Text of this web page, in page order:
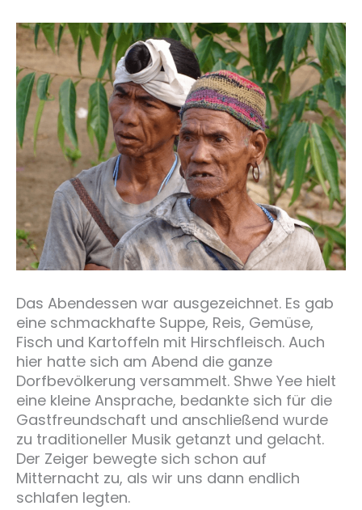
Das Abendessen war ausgezeichnet. Es gab
eine schmackhafte Suppe, Reis, Gemüse,
Fisch und Kartoffeln mit Hirschfleisch. Auch
hier hatte sich am Abend die ganze
Dorfbevölkerung versammelt. Shwe Yee hielt
eine kleine Ansprache, bedankte sich für die
Gastfreundschaft und anschließend wurde
zu traditioneller Musik getanzt und gelacht.
Der Zeiger bewegte sich schon auf
Mitternacht zu, als wir uns dann endlich
schlafen legten.